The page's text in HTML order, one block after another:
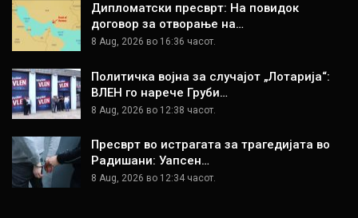
Дипломатски пресврт: На повидок
договор за отворање на…
8 Aug, 2026 во 16:36 часот.
Политичка војна за случајот „Лотарија“:
ВЛЕН го нарече Груби…
8 Aug, 2026 во 12:38 часот.
Пресврт во истрагата за трагедијата во
Радишани: Уапсен…
8 Aug, 2026 во 12:34 часот.